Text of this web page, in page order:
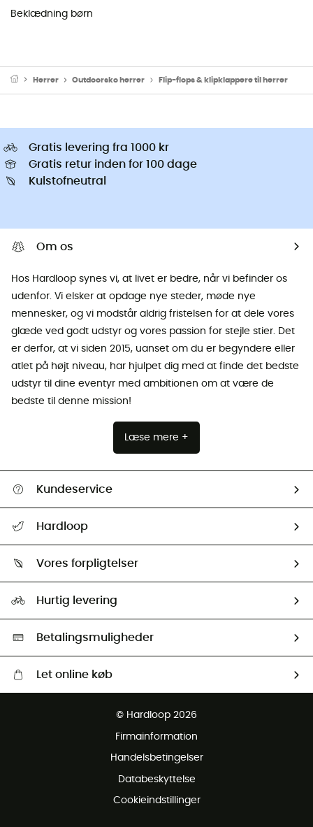
Beklædning børn
Herrer Outdoorsko herrer Flip-flops & klipklappere til herrer
Gratis levering fra 1000 kr
Gratis retur inden for 100 dage
Kulstofneutral
Om os
Hos Hardloop synes vi, at livet er bedre, når vi befinder os
udenfor. Vi elsker at opdage nye steder, møde nye
mennesker, og vi modstår aldrig fristelsen for at dele vores
glæde ved godt udstyr og vores passion for stejle stier. Det
er derfor, at vi siden 2015, uanset om du er begyndere eller
atlet på højt niveau, har hjulpet dig med at finde det bedste
udstyr til dine eventyr med ambitionen om at være de
bedste til denne mission!
Læse mere +
Kundeservice
Returnering & Tilbagebetaling
Hardloop
Our ambassadors
Vores forpligtelser
HardGreen Udvalg
Hurtig levering
Betalingsmuligheder
Let online køb
© Hardloop 2026
Firmainformation
Handelsbetingelser
Databeskyttelse
Cookieindstillinger